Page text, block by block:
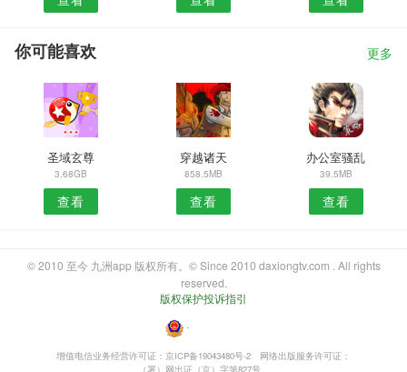
你可能喜欢 更多
圣域玄尊
3.68GB
查看
穿越诸天
858.5MB
查看
办公室骚乱
39.5MB
查看
© 2010 至今 九洲app 版权所有。© Since 2010 daxiongtv.com . All rights
reserved.
版权保护投诉指引
・
增值电信业务经营许可证：京ICP备19043480号-2
网络出版服务许可证：